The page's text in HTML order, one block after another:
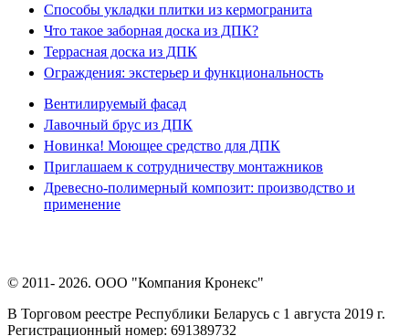
Способы укладки плитки из кермогранита
Что такое заборная доска из ДПК?
Террасная доска из ДПК
Ограждения: экстерьер и функциональность
Вентилируемый фасад
Лавочный брус из ДПК
Новинка! Моющее средство для ДПК
Приглашаем к сотрудничеству монтажников
Древесно-полимерный композит: производство и
применение
© 2011- 2026. ООО "Компания Кронекс"
В Торговом реестре Республики Беларусь с 1 августа 2019 г.
Регистрационный номер: 691389732